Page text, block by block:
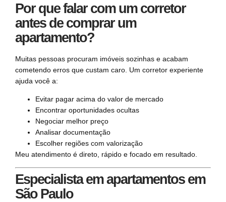
Por que falar com um corretor
antes de comprar um
apartamento?
Muitas pessoas procuram imóveis sozinhas e acabam
cometendo erros que custam caro. Um corretor experiente
ajuda você a:
Evitar pagar acima do valor de mercado
Encontrar oportunidades ocultas
Negociar melhor preço
Analisar documentação
Escolher regiões com valorização
Meu atendimento é direto, rápido e focado em resultado.
Especialista em apartamentos em
São Paulo